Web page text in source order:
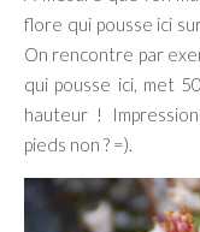
flore qui pousse ici
On rencontre par
qui pousse ici, met
hauteur !
pieds non ? =).